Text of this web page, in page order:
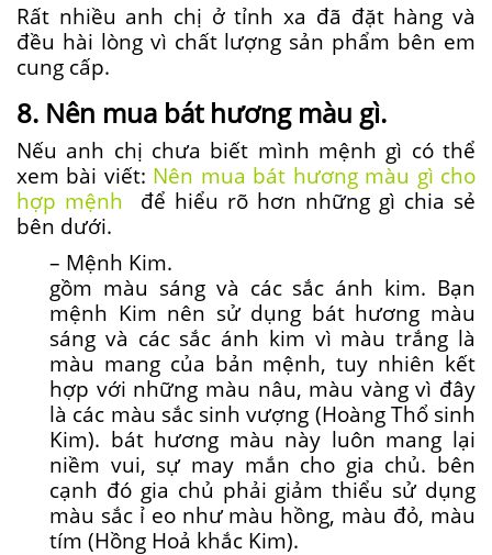
Rất nhiều anh chị ở tỉnh xa đã đặt hàng và
đều hài lòng vì chất lượng sản phẩm bên em
cung cấp.
8. Nên mua bát hương màu gì.
Nếu anh chị chưa biết mình mệnh gì có thể
xem bài viết: Nên mua bát hương màu gì cho
hợp mệnh
để hiểu rõ hơn những gì chia sẻ
bên dưới.
– Mệnh Kim.
gồm màu sáng và các sắc ánh kim. Bạn
mệnh Kim nên sử dụng bát hương màu
sáng và các sắc ánh kim vì màu trắng là
màu mang của bản mệnh, tuy nhiên kết
hợp với những màu nâu, màu vàng vì đây
là các màu sắc sinh vượng (Hoàng Thổ sinh
Kim). bát hương màu này luôn mang lại
niềm vui, sự may mắn cho gia chủ. bên
cạnh đó gia chủ phải giảm thiểu sử dụng
màu sắc ỉ eo như màu hồng, màu đỏ, màu
tím (Hồng Hoả khắc Kim).